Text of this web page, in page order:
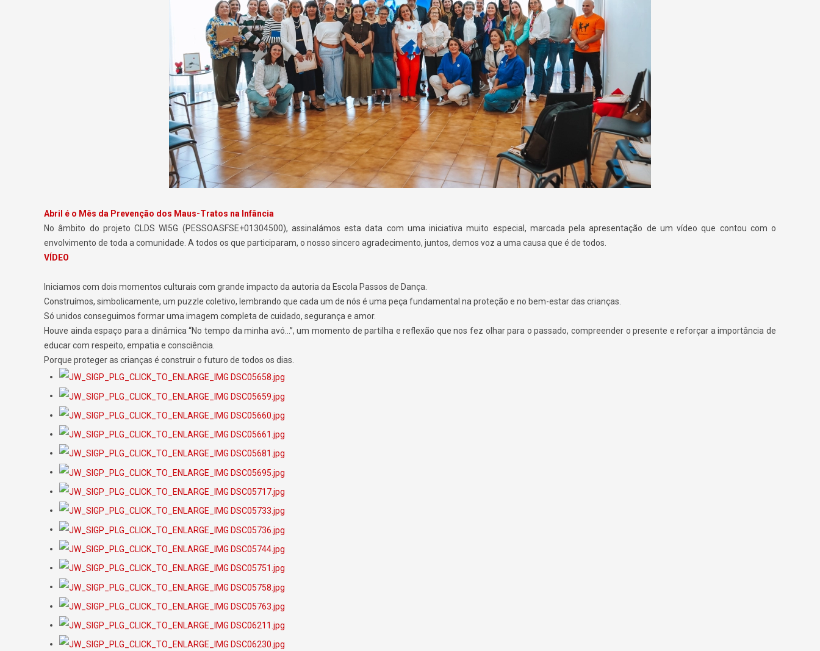
Abril é o Mês da Prevenção dos Maus-Tratos na Infância
No âmbito do projeto CLDS WI5G (PESSOASFSE+01304500), assinalámos esta data com uma iniciativa muito especial, marcada pela apresentação de um vídeo que contou com o
envolvimento de toda a comunidade. A todos os que participaram, o nosso sincero agradecimento, juntos, demos voz a uma causa que é de todos.
VÍDEO
Iniciamos com dois momentos culturais com grande impacto da autoria da Escola Passos de Dança.
Construímos, simbolicamente, um puzzle coletivo, lembrando que cada um de nós é uma peça fundamental na proteção e no bem-estar das crianças.
Só unidos conseguimos formar uma imagem completa de cuidado, segurança e amor.
Houve ainda espaço para a dinâmica “No tempo da minha avó…”, um momento de partilha e reflexão que nos fez olhar para o passado, compreender o presente e reforçar a importância de
educar com respeito, empatia e consciência.
Porque proteger as crianças é construir o futuro de todos os dias.